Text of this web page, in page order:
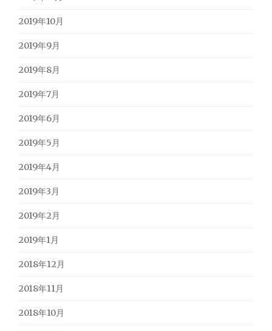
2019年10月
2019年9月
2019年8月
2019年7月
2019年6月
2019年5月
2019年4月
2019年3月
2019年2月
2019年1月
2018年12月
2018年11月
2018年10月